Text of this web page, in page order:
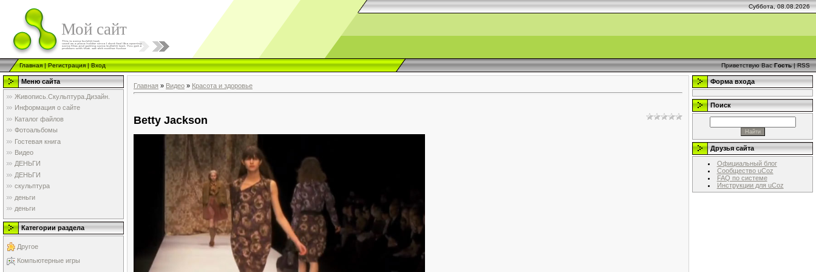
Суббота, 08.08.2026
Мой сайт
Главная|Регистрация|Вход Приветствую Вас Гость|RSS
Меню сайта
Живопись.Скульптура.Дизайн.
Информация о сайте
Каталог файлов
Фотоальбомы
Гостевая книга
Видео
ДЕНЬГИ
ДЕНЬГИ
скульптура
деньги
деньги
Категории раздела
Другое
Компьютерные игры
Главная » Видео » Красота и здоровье
Betty Jackson
Форма входа
Поиск
Друзья сайта
Официальный блог
Сообщество uCoz
FAQ по системе
Инструкции для uCoz